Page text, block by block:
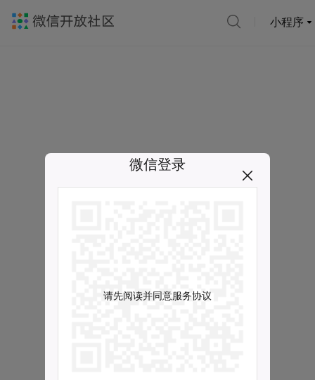
小程序
微信登录
请先阅读并同意服务协议